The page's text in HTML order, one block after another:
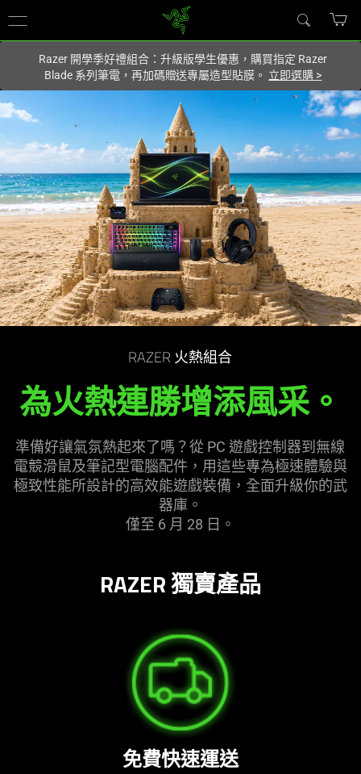
的網站.
Razer 開學季好禮組合：升級版學生優惠，購買指定 Razer
Blade 系列筆電，再加碼贈送專屬造型貼膜。 立即選購 >
RAZER 火熱組合
為火熱連勝增添風采。
準備好讓氣氛熱起來了嗎？從 PC 遊戲控制器到無線
電競滑鼠及筆記型電腦配件，用這些專為極速體驗與
極致性能所設計的高效能遊戲裝備，全面升級你的武
器庫。
僅至 6 月 28 日。
RAZER 獨賣產品
免費快速運送